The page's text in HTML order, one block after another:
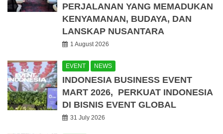
PERJALANAN YANG MEMADUKAN
KENYAMANAN, BUDAYA, DAN
LANSKAP NUSANTARA
1 August 2026
EVENT NEWS
INDONESIA BUSINESS EVENT
MART 2026, PERKUAT INDONESIA
DI BISNIS EVENT GLOBAL
31 July 2026